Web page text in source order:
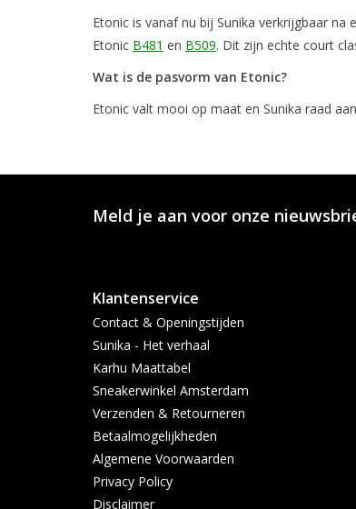
Etonic is vanaf nu bij Sunika verkrijgbaar
Etonic B481 en B509. Dit zijn echte court
Wat is de pasvorm van Etonic?
Etonic valt mooi op maat en Sunika raad
Meld je aan voor onze
Klantenservice
Contact & Openingstijden
Sunika - Het verhaal
Karhu Maattabel
Sneakerwinkel Amsterdam
Verzenden & Retourneren
Betaalmogelijkheden
Algemene Voorwaarden
Privacy Policy
Disclaimer